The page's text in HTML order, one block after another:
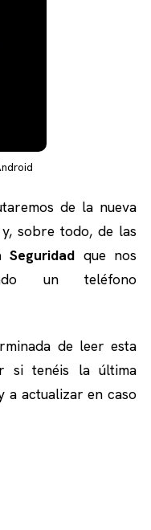
de la nueva
sobre todo, de las
Seguridad que nos
un teléfono
de leer esta
si tenéis la última
a actualizar en caso